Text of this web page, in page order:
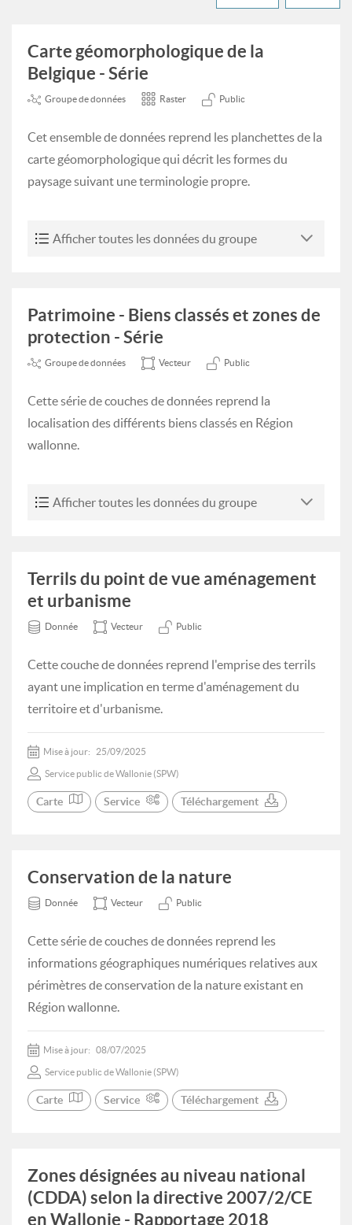
Carte géomorphologique de la
Belgique - Série
Groupe de données Raster Public
Cet ensemble de données reprend les planchettes de la
carte géomorphologique qui décrit les formes du
paysage suivant une terminologie propre.
Afficher toutes les données du groupe
Patrimoine - Biens classés et zones de
protection - Série
Groupe de données Vecteur Public
Cette série de couches de données reprend la
localisation des différents biens classés en Région
wallonne.
Afficher toutes les données du groupe
Terrils du point de vue aménagement
et urbanisme
Donnée Vecteur Public
Cette couche de données reprend l'emprise des terrils
ayant une implication en terme d'aménagement du
territoire et d'urbanisme.
Mise à jour: 25/09/2025
Service public de Wallonie (SPW)
Carte Service Téléchargement
Conservation de la nature
Donnée Vecteur Public
Cette série de couches de données reprend les
informations géographiques numériques relatives aux
périmètres de conservation de la nature existant en
Région wallonne.
Mise à jour: 08/07/2025
Service public de Wallonie (SPW)
Carte Service Téléchargement
Zones désignées au niveau national
(CDDA) selon la directive 2007/2/CE
en Wallonie - Rapportage 2018